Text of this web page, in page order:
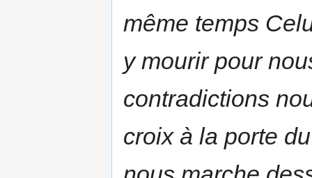
même temps
y mourir pour
contradictions
croix à la porte